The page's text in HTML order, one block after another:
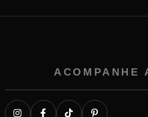
ACOMPANHE